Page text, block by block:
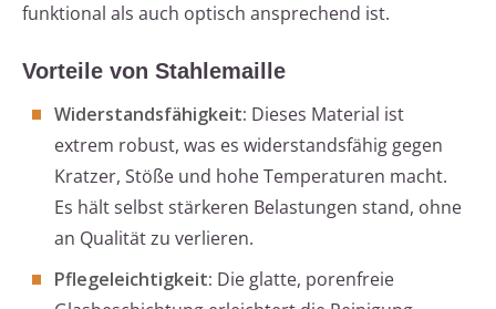
funktional als auch optisch ansprechend ist.
Vorteile von Stahlemaille
Widerstandsfähigkeit: Dieses Material ist
extrem robust, was es widerstandsfähig gegen
Kratzer, Stöße und hohe Temperaturen macht.
Es hält selbst stärkeren Belastungen stand, ohne
an Qualität zu verlieren.
Pflegeleichtigkeit: Die glatte, porenfreie